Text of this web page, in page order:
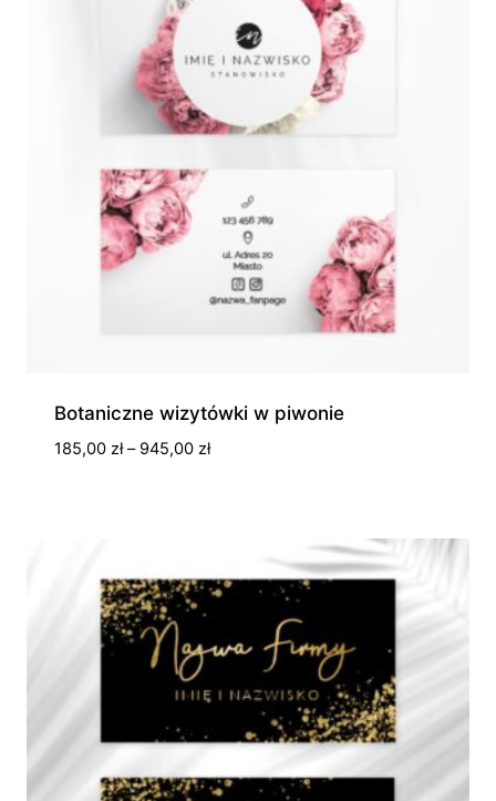
Botaniczne wizytówki w piwonie
185,00 zł – 945,00 złZakres
945,00 zł